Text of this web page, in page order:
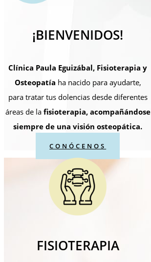
¡BIENVENIDOS!
Clínica Paula Eguizábal, Fisioterapia y
Osteopatía ha nacido para ayudarte,
para tratar tus dolencias desde diferentes
áreas de la fisioterapia, acompañándose
siempre de una visión osteopática.
CONÓCENOS
FISIOTERAPIA